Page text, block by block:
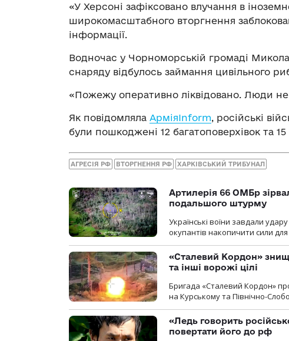
«У Херсоні зафіксовано влучання в
широкомасштабного вторгнення
інформації.
Водночас у Чорноморській громаді
снаряду відбулось займання цивільного
«Пожежу оперативно ліквідовано. Люди
Як повідомляла АрміяInform, російські
були пошкоджені 12 багатоповерхівок та
АГРЕСІЯ РФ ВТОРГНЕННЯ РФ ХАРКІВСЬКИЙ ТРИБУНАЛ
Артилерія 66 ОМБр
подальшого штурму
Українські воїни завдали
окупантів накопичити сили
«Сталевий Кордон»
та інші ворожі цілі
Бригада «Сталевий Кордон»
на Курському та Північно-
«Ледь говорить
повертати його до рф